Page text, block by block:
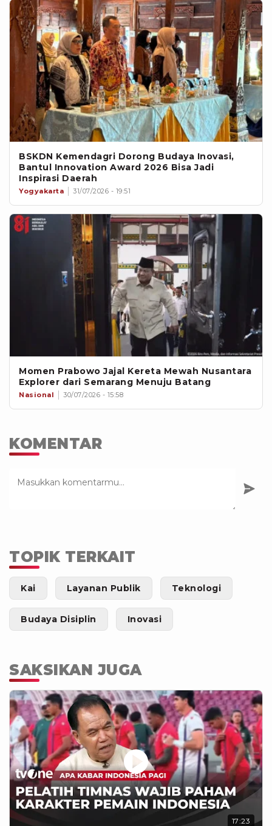
BSKDN Kemendagri Dorong Budaya Inovasi,
Bantul Innovation Award 2026 Bisa Jadi
Inspirasi Daerah
Yogyakarta 31/07/2026 - 19:51
Momen Prabowo Jajal Kereta Mewah Nusantara
Explorer dari Semarang Menuju Batang
Nasional 30/07/2026 - 15:58
KOMENTAR
TOPIK TERKAIT
Kai Layanan Publik Teknologi
Budaya Disiplin Inovasi
SAKSIKAN JUGA
17:23